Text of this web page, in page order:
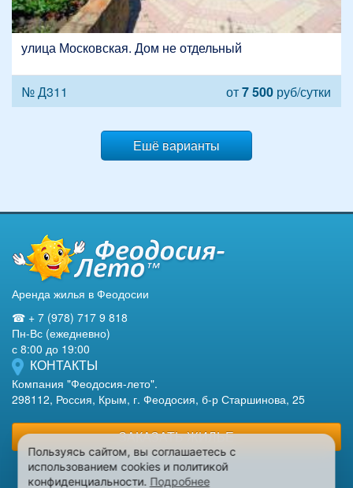
улица Московская. Дом не отдельный
№ Д311 от7 500 руб/сутки
Ешё варианты
Аренда жилья в Феодосии
☎ + 7 (978) 717 9 818
Пн-Вс (ежедневно)
с 8:00 до 19:00
КОНТАКТЫ
Компания "Феодосия-лето".
298112, Россия, Крым, г. Феодосия, б-р Старшинова, 25
ЗАКАЗАТЬ ЖИЛЬЕ
Пользуясь сайтом, вы соглашаетесь с
использованием cookies и политикой
конфиденциальности. Подробнее